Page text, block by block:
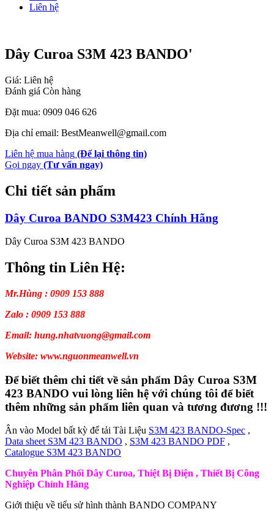
Liên hệ
Dây Curoa S3M 423 BANDO'
Giá: Liên hệ
Đánh giá Còn hàng
Đặt mua: 0909 046 626
Địa chỉ email: BestMeanwell@gmail.com
Liên hệ mua hàng (Để lại thông tin)
Gọi ngay (Tư vấn ngay)
Chi tiết sản phẩm
Dây Curoa BANDO S3M423 Chính Hãng
Dây Curoa S3M 423 BANDO
Thông tin Liên Hệ:
Mr.Hùng : 0909 153 888
Zalo : 0909 153 888
Email: hung.nhatvuong@gmail.com
Website: www.nguonmeanwell.vn
Để biết thêm chi tiết về sản phẩm Dây Curoa S3M
423 BANDO vui lòng liên hệ với chúng tôi để biết
thêm những sản phẩm liên quan và tương đương !!!
Ân vào Model bất kỳ để tải Tài Liệu S3M 423 BANDO-Spec ,
Data sheet S3M 423 BANDO , S3M 423 BANDO PDF ,
Catalogue S3M 423 BANDO
Chuyên Phân Phối Dây Curoa, Thiệt Bị Điện , Thiết Bị Công
Nghiệp Chính Hãng
Giới thiệu về tiểu sử hình thành BANDO COMPANY